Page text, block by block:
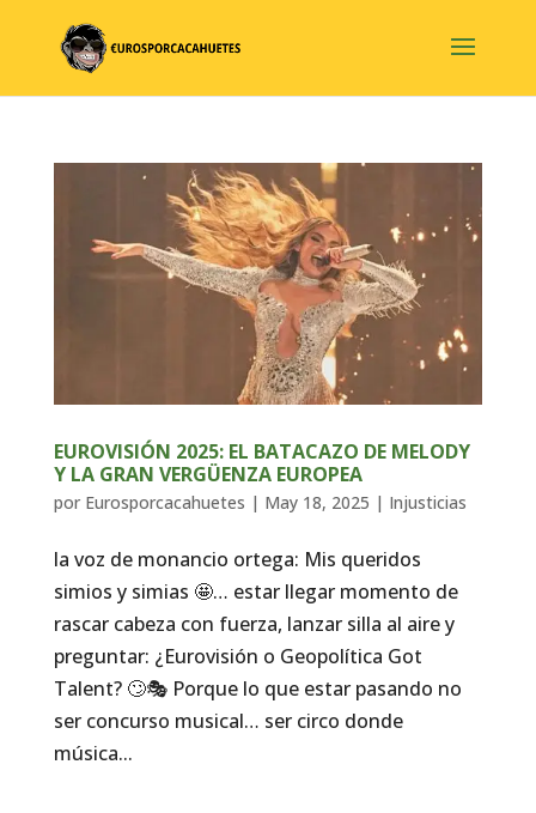
EUROVISIÓN 2025: EL BATACAZO DE MELODY
Y LA GRAN VERGÜENZA EUROPEA
por Eurosporcacahuetes | May 18, 2025 | Injusticias
la voz de monancio ortega: Mis queridos
simios y simias 🤩… estar llegar momento de
rascar cabeza con fuerza, lanzar silla al aire y
preguntar: ¿Eurovisión o Geopolítica Got
Talent? 🙄🎭 Porque lo que estar pasando no
ser concurso musical… ser circo donde
música...